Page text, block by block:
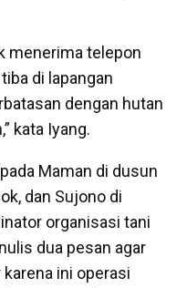
menerima telepon
di lapangan
dengan hutan
kata Iyang.
Maman di dusun
dan Sujono di
organisasi tani
dua pesan agar
ini operasi